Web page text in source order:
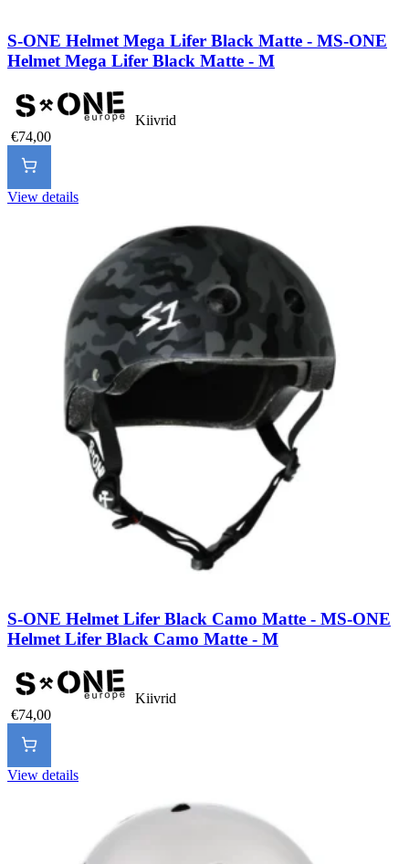
S-ONE Helmet Mega Lifer Black Matte - MS-ONE
Helmet Mega Lifer Black Matte - M
Kiivrid
€74,00
View details
S-ONE Helmet Lifer Black Camo Matte - MS-ONE
Helmet Lifer Black Camo Matte - M
Kiivrid
€74,00
View details